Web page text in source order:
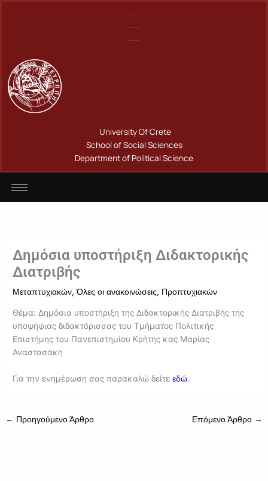
University Of Crete
School of Social Sciences
Department of Political Science
Δημόσια υποστήριξη Διδακτορικής
Διατριβής
Μεταπτυχιακών,Όλες οι ανακοινώσεις, Προπτυχιακών
Θέμα: Δημόσια υποστήριξη της Διδακτορικής Διατριβής της
υποψήφιας διδακτόρισσας του Τμήματος Πολιτικής
Επιστήμης του Πανεπιστημίου Κρήτης κας Μαρίας
Αναστασάκη
Για την ενημέρωση σας παρακαλώ δείτεεδώ.
← Προηγούμενο Άρθρο Επόμενο Άρθρο →